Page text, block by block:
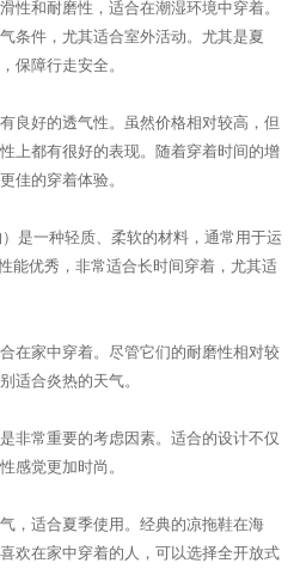
性和耐磨性，适合在潮湿环境中穿着。
条件，尤其适合室外活动。尤其是夏
保障行走安全。
良好的透气性。虽然价格相对较高，但
上都有很好的表现。随着穿着时间的增
佳的穿着体验。
是一种轻质、柔软的材料，通常用于运
能优秀，非常适合长时间穿着，尤其适
在家中穿着。尽管它们的耐磨性相对较
适合炎热的天气。
非常重要的考虑因素。适合的设计不仅
感觉更加时尚。
，适合夏季使用。经典的凉拖鞋在海
欢在家中穿着的人，可以选择全开放式